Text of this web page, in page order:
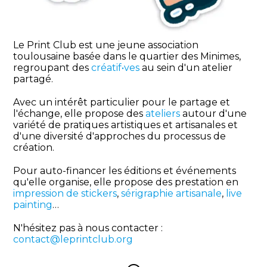
Le Print Club est une jeune association
toulousaine basée dans le quartier des Minimes,
regroupant descréatif•ves au sein d'un atelier
partagé.
Avec un intérêt particulier pour le partage et
l'échange, elle propose desateliers autour d'une
variété de pratiques artistiques et artisanales et
d'une diversité d'approches du processus de
création.
Pour auto-financer les éditions et événements
qu'elle organise, elle propose des prestation en
impression de stickers,sérigraphie artisanale, live
painting…
N'hésitez pas à nous contacter :
contact@leprintclub.org